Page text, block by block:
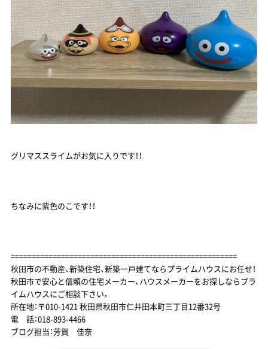
グリマススライムがお気に入りです！！
ちなみに紫色のこです！！
======================================================
秋田市の不動産、新築住宅、新築一戸建てならプライムハウスにお任せ！
秋田市で安心と信頼の住宅メーカー、ハウスメーカーをお探しならプラ
イムハウスにご相談下さい。
所在地：〒010-1421 秋田県秋田市仁井田本町三丁目12番32号
電 話：018-893-4466
ブログ担当：芳賀 佳奈